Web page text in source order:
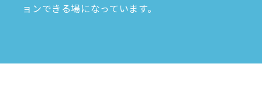
ョンできる場になっています。